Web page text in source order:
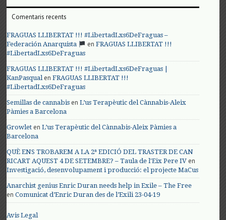
Comentaris recents
FRAGUAS LLIBERTAT !!! #LibertadLxs6DeFraguas –
Federación Anarquista
enFRAGUAS LLIBERTAT !!!
#LibertadLxs6DeFraguas
FRAGUAS LLIBERTAT !!! #LibertadLxs6DeFraguas |
KanPasqualenFRAGUAS LLIBERTAT !!!
#LibertadLxs6DeFraguas
Semillas de cannabis enL’us Terapèutic del Cànnabis-Aleix
Pàmies a Barcelona
Growlet enL’us Terapèutic del Cànnabis-Aleix Pàmies a
Barcelona
QUÈ ENS TROBAREM A LA 2ª EDICIÓ DEL TRASTER DE CAN
RICART AQUEST 4 DE SETEMBRE? – Taula de l'Eix Pere IV en
Investigació, desenvolupament i producció: el projecte MaCus
Anarchist genius Enric Duran needs help in Exile – The Free
enComunicat d’Enric Duran des de l’Exili 23-04-19
Avis Legal